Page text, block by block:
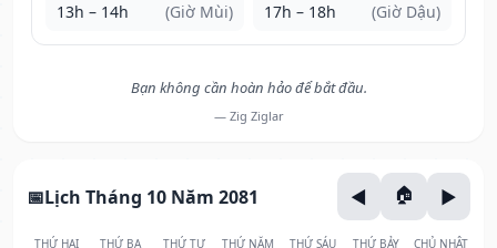
13h – 14h (Giờ Mùi) 17h – 18h (Giờ Dậu)
Bạn không cần hoàn hảo để bắt đầu.
— Zig Ziglar
Lịch Tháng 10 Năm 2081
THỨ HAI THỨ BA THỨ TƯ THỨ NĂM THỨ SÁU THỨ BẢY CHỦ NHẬT